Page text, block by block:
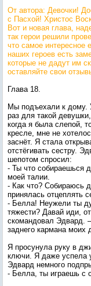
От автора: Девочки!
с Пасхой! Христос
Вот и новая глава,
так герои решили
что самое
наших героев есть
которые не дадут им
оставляйте свои
Глава 18.
Мы подъехали к дому.
раз для такой
когда я была слепой,
кресле, мне не
заснёт. Я стала
отстёгивать сестру.
шепотом спросил:
- Ты что собираешься
моей талии.
- Как что? Собираюсь
принялась отцеплять
- Белла! Неужели ты
тяжести? Давай иди,
скомандовал Эдвард.
заднего кармана моих
Я просунула руку в
ключи. Я даже успела
Эдвард немного
- Белла, ты играешь с